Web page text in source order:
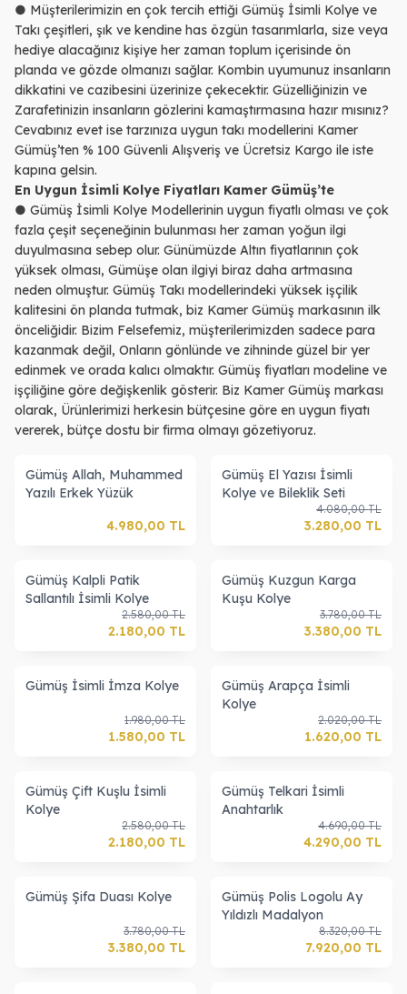
● Müşterilerimizin en çok tercih ettiği Gümüş İsimli Kolye ve
Takı çeşitleri, şık ve kendine has özgün tasarımlarla, size veya
hediye alacağınız kişiye her zaman toplum içerisinde ön
planda ve gözde olmanızı sağlar. Kombin uyumunuz insanların
dikkatini ve cazibesini üzerinize çekecektir. Güzelliğinizin ve
Zarafetinizin insanların gözlerini kamaştırmasına hazır mısınız?
Cevabınız evet ise tarzınıza uygun takı modellerini Kamer
Gümüş’ten % 100 Güvenli Alışveriş ve Ücretsiz Kargo ile iste
kapına gelsin.
En Uygun İsimli Kolye Fiyatları Kamer Gümüş’te
● Gümüş İsimli Kolye Modellerinin uygun fiyatlı olması ve çok
fazla çeşit seçeneğinin bulunması her zaman yoğun ilgi
duyulmasına sebep olur. Günümüzde Altın fiyatlarının çok
yüksek olması, Gümüşe olan ilgiyi biraz daha artmasına
neden olmuştur. Gümüş Takı modellerindeki yüksek işçilik
kalitesini ön planda tutmak, biz Kamer Gümüş markasının ilk
önceliğidir. Bizim Felsefemiz, müşterilerimizden sadece para
kazanmak değil, Onların gönlünde ve zihninde güzel bir yer
edinmek ve orada kalıcı olmaktır. Gümüş fiyatları modeline ve
işçiliğine göre değişkenlik gösterir. Biz Kamer Gümüş markası
olarak, Ürünlerimizi herkesin bütçesine göre en uygun fiyatı
vererek, bütçe dostu bir firma olmayı gözetiyoruz.
Gümüş Allah, Muhammed
Yazılı Erkek Yüzük
4.980,00 TL
Gümüş El Yazısı İsimli
Kolye ve Bileklik Seti
4.080,00TL
3.280,00 TL
Gümüş Kalpli Patik
Sallantılı İsimli Kolye
2.580,00TL
2.180,00 TL
Gümüş Kuzgun Karga
Kuşu Kolye
3.780,00TL
3.380,00 TL
Gümüş İsimli İmza Kolye
1.980,00TL
1.580,00 TL
Gümüş Arapça İsimli
Kolye
2.020,00TL
1.620,00 TL
Gümüş Çift Kuşlu İsimli
Kolye
2.580,00TL
2.180,00 TL
Gümüş Telkari İsimli
Anahtarlık
4.690,00TL
4.290,00 TL
Gümüş Şifa Duası Kolye
3.780,00TL
3.380,00 TL
Gümüş Polis Logolu Ay
Yıldızlı Madalyon
8.320,00TL
7.920,00 TL